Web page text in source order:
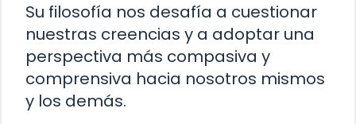
Su filosofía nos desafía a cuestionar
nuestras creencias y a adoptar una
perspectiva más compasiva y
comprensiva hacia nosotros mismos
y los demás.